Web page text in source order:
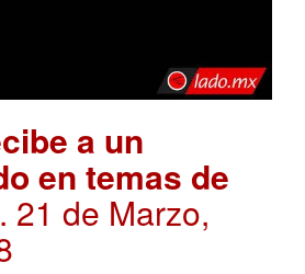
a un
en temas de
. 21 de Marzo,